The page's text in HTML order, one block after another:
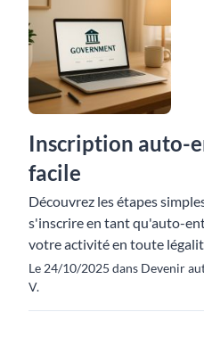
Inscription auto-
facile
Découvrez les étapes
s'inscrire en tant qu'auto-
votre activité en toute
Le 24/10/2025 dans Devenir
V.